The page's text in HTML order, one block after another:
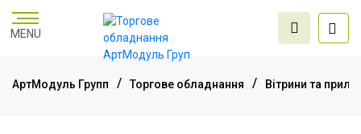
MENU
АртМодуль Групп Торгове обладнання Вітрини та